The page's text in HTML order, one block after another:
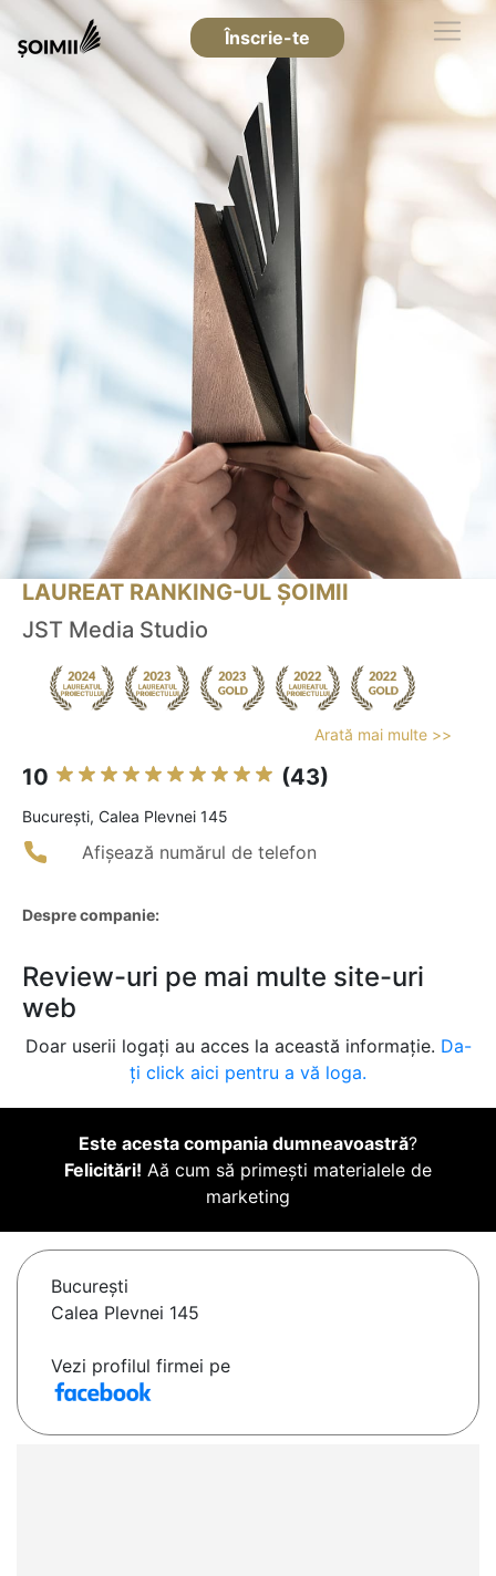
Înscrie-te
LAUREAT RANKING-UL ȘOIMII
JST Media Studio
Arată mai multe >>
10 (43)
Bucureşti, Calea Plevnei 145
Afișează numărul de telefon
Despre companie:
Review-uri pe mai multe site-uri
web
Doar userii logați au acces la această informație. Da-
ți click aici pentru a vă loga.
Este acesta compania dumneavoastră?
Felicitări! Aă cum să primești materialele de
marketing
Bucureşti
Calea Plevnei 145
Vezi profilul firmei pe